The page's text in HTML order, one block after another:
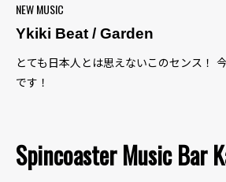
NEW MUSIC
Ykiki Beat / Garden
とても日本人とは思えないこのセンス！
です！
Spincoaster Music Bar